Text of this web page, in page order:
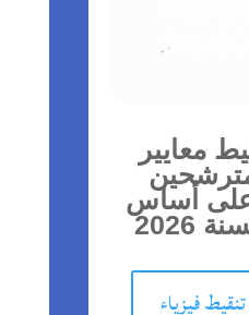
معايير
على أساس
2026
فيزياء